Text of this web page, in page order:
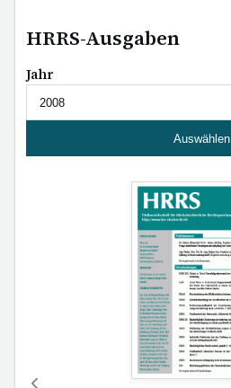
HRRS-Ausgaben
Jahr
Auswählen